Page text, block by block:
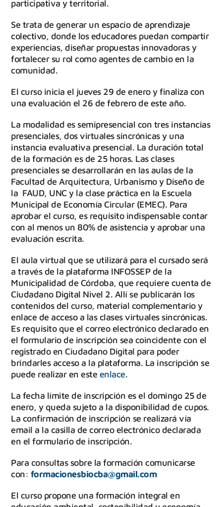
participativa y territorial.
Se trata de generar un espacio de aprendizaje
colectivo, donde los educadores puedan compartir
experiencias, diseñar propuestas innovadoras y
fortalecer su rol como agentes de cambio en la
comunidad.
El curso inicia el jueves 29 de enero y finaliza con
una evaluación el 26 de febrero de este año.
La modalidad es semipresencial con tres instancias
presenciales, dos virtuales sincrónicas y una
instancia evaluativa presencial. La duración total
de la formación es de 25 horas. Las clases
presenciales se desarrollarán en las aulas de la
Facultad de Arquitectura, Urbanismo y Diseño de
la FAUD, UNC y la clase práctica en la Escuela
Municipal de Economía Circular (EMEC). Para
aprobar el curso, es requisito indispensable contar
con al menos un 80% de asistencia y aprobar una
evaluación escrita.
El aula virtual que se utilizará para el cursado será
a través de la plataforma INFOSSEP de la
Municipalidad de Córdoba, que requiere cuenta de
Ciudadano Digital Nivel 2. Allí se publicarán los
contenidos del curso, material complementario y
enlace de acceso a las clases virtuales sincrónicas.
Es requisito que el correo electrónico declarado en
el formulario de inscripción sea coincidente con el
registrado en Ciudadano Digital para poder
brindarles acceso a la plataforma. La inscripción se
puede realizar en este enlace.
La fecha límite de inscripción es el domingo 25 de
enero, y queda sujeto a la disponibilidad de cupos.
La confirmación de inscripción se realizará vía
email a la casilla de correo electrónico declarada
en el formulario de inscripción.
Para consultas sobre la formación comunicarse
con: formacionesbiocba@gmail.com
El curso propone una formación integral en